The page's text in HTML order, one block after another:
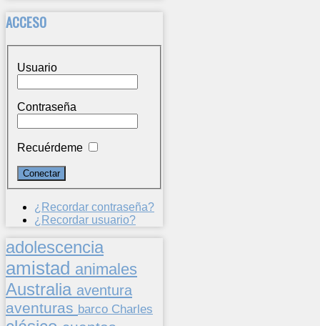
ACCESO
Usuario
Contraseña
Recuérdeme
¿Recordar contraseña?
¿Recordar usuario?
adolescencia
amistad animales
Australia aventura
aventuras barco Charles